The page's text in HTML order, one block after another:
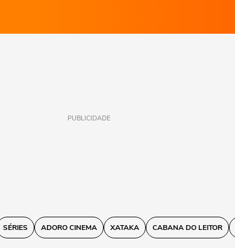
PUBLICIDADE
SÉRIES ADORO CINEMA XATAKA CABANA DO LEITOR